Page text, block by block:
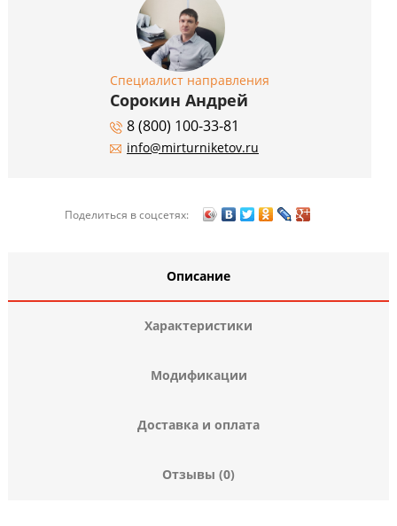
Специалист направления
Сорокин Андрей
8 (800) 100-33-81
info@mirturniketov.ru
Поделиться в соцсетях:
Описание
Характеристики
Модификации
Доставка и оплата
Отзывы (0)